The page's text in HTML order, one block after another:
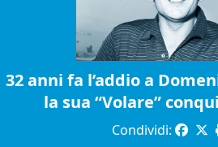
32 anni fa l’addio a
la sua “Volare”
Condividi: